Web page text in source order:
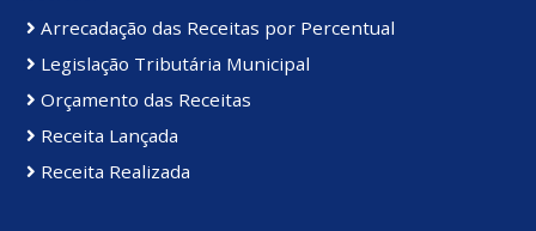
Arrecadação das Receitas por Percentual
Legislação Tributária Municipal
Orçamento das Receitas
Receita Lançada
Receita Realizada